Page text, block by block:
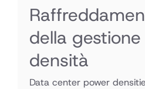
della
densità
Data center power